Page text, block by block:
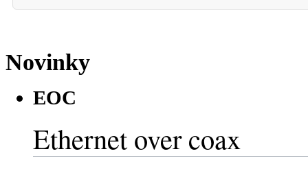
Novinky
EOC
Ethernet over coax